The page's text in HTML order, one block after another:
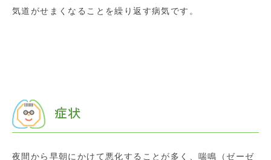
気道がせまくなることを繰り返す病気です。
症状
夜間から早朝にかけて悪化することが多く、喘鳴（ゼーゼ